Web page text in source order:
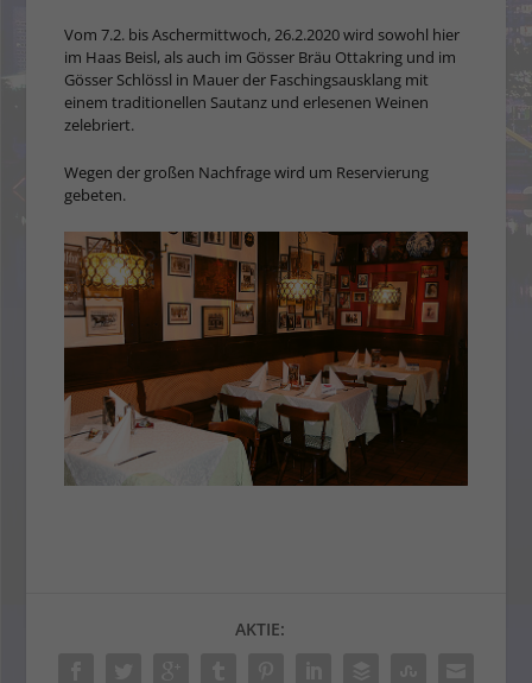
Vom 7.2. bis Aschermittwoch, 26.2.2020 wird sowohl hier
im Haas Beisl, als auch im Gösser Bräu Ottakring und im
Gösser Schlössl in Mauer der Faschingsausklang mit
einem traditionellen Sautanz und erlesenen Weinen
zelebriert.
Wegen der großen Nach­frage wird um Reservierung
gebeten.
AKTIE: